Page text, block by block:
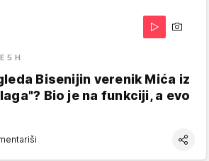
5 H
Bisenijin verenik Mića iz
Bio je na funkciji, a evo